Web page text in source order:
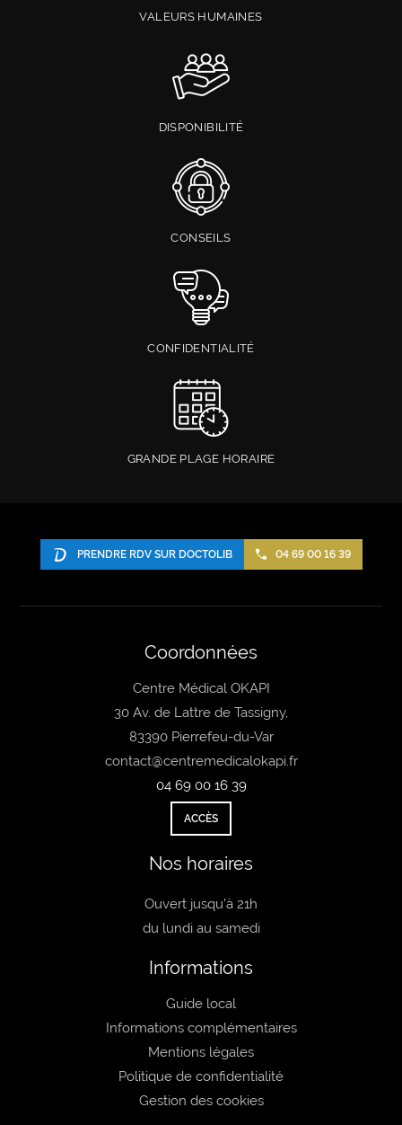
VALEURS HUMAINES
DISPONIBILITÉ
CONSEILS
CONFIDENTIALITÉ
GRANDE PLAGE HORAIRE
PRENDRE RDV SUR DOCTOLIB 04 69 00 16 39
Coordonnées
Centre Médical OKAPI
30 Av. de Lattre de Tassigny,
83390 Pierrefeu-du-Var
contact@centremedicalokapi.fr
04 69 00 16 39
ACCÈS
Nos horaires
Ouvert jusqu'à 21h
du lundi au samedi
Informations
Guide local
Informations complémentaires
Mentions légales
Politique de confidentialité
Gestion des cookies